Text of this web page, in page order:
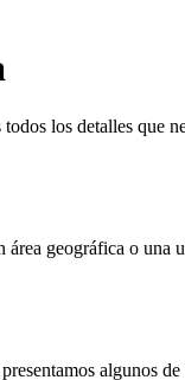
los detalles que
geográfica o
algunos